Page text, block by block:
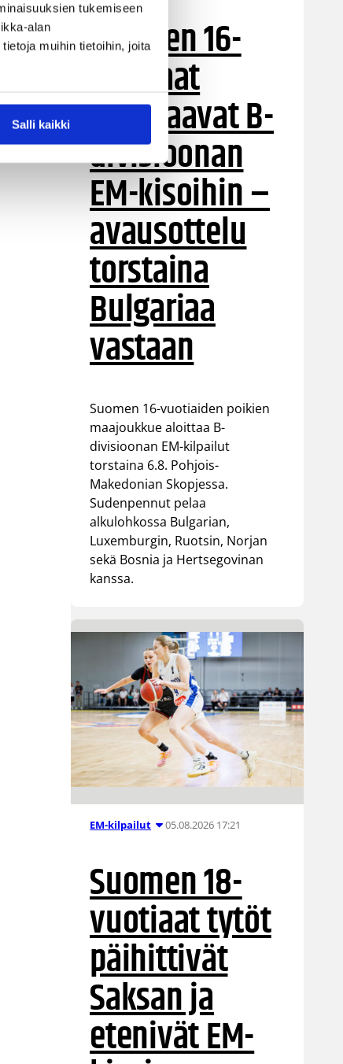
tukemiseen
alan
muihin tietoihin, joita
Salli kaikki
Suomen 16-
vuotiaat
suuntaavat B-
divisioonan
EM-kisoihin –
avausottelu
torstaina
Bulgariaa
vastaan
Suomen 16-vuotiaiden poikien
maajoukkue aloittaa B-
divisioonan EM-kilpailut
torstaina 6.8. Pohjois-
Makedonian Skopjessa.
Sudenpennut pelaa
alkulohkossa Bulgarian,
Luxemburgin, Ruotsin, Norjan
sekä Bosnia ja Hertsegovinan
kanssa.
EM-kilpailut 05.08.2026 17:21
Suomen 18-
vuotiaat tytöt
päihittivät
Saksan ja
etenivät EM-